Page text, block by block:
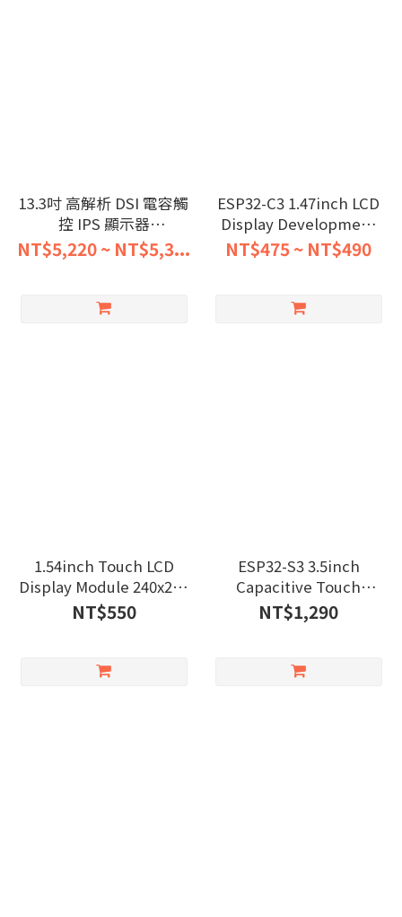
13.3吋 高解析 DSI 電容觸
控 IPS 顯示器
1920×1080
NT$5,220 ~ NT$5,3...
ESP32-C3 1.47inch LCD
Display Development
Board 172×320 2.4GHz
NT$475 ~ NT$490
1.54inch Touch LCD
Display Module 240x240
(ST7789S)
NT$550
ESP32-S3 3.5inch
Capacitive Touch
Display Dev Board
NT$1,290